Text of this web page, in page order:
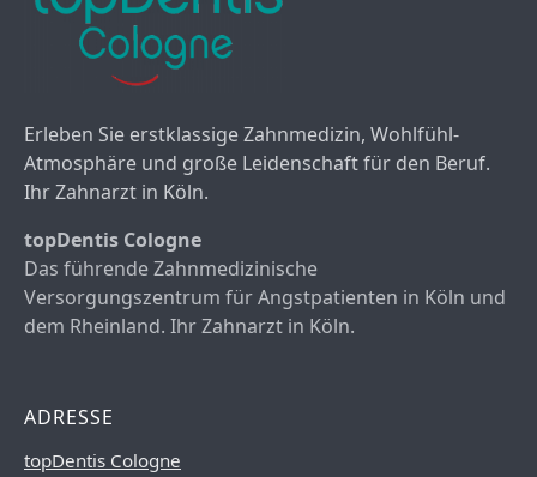
Erleben Sie erstklassige Zahnmedizin, Wohlfühl-
Atmosphäre und große Leidenschaft für den Beruf.
Ihr Zahnarzt in Köln.
topDentis Cologne
Das führende Zahnmedizinische
Versorgungszentrum für Angstpatienten in Köln und
dem Rheinland. Ihr Zahnarzt in Köln.
ADRESSE
topDentis Cologne